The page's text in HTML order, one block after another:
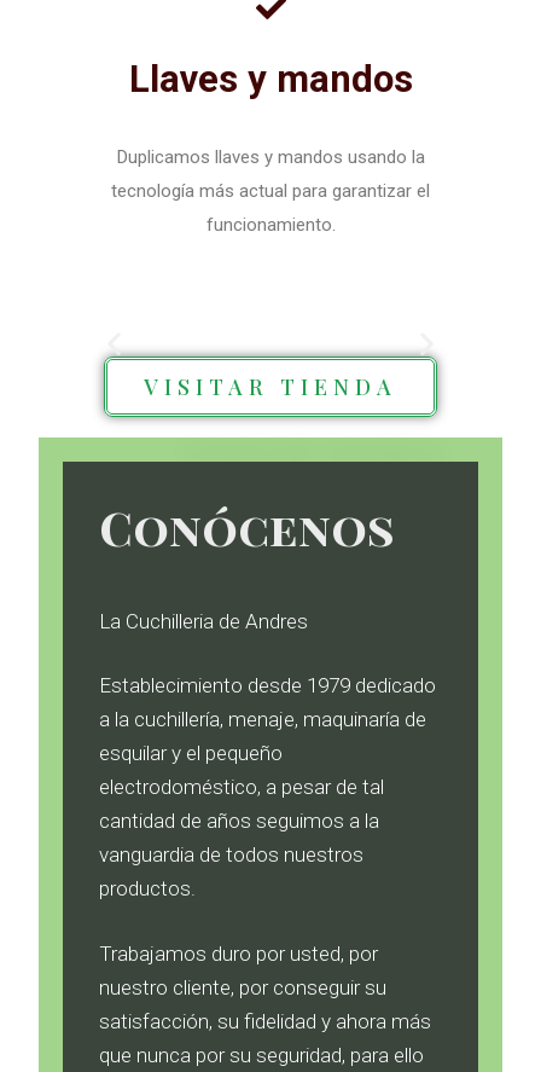
Llaves y mandos
Duplicamos llaves y mandos usando la
tecnología más actual para garantizar el
funcionamiento.
VISITAR TIENDA
Conócenos
La Cuchilleria de Andres
Establecimiento desde 1979 dedicado
a la cuchillería, menaje, maquinaría de
esquilar y el pequeño
electrodoméstico, a pesar de tal
cantidad de años seguimos a la
vanguardia de todos nuestros
productos.
Trabajamos duro por usted, por
nuestro cliente, por conseguir su
satisfacción, su fidelidad y ahora más
que nunca por su seguridad, para ello